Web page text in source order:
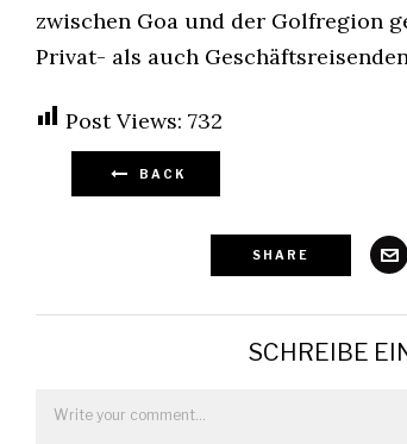
zwischen Goa und der Golfregion
Privat- als auch
Post Views: 732
BACK
SHARE
SCHREIBE